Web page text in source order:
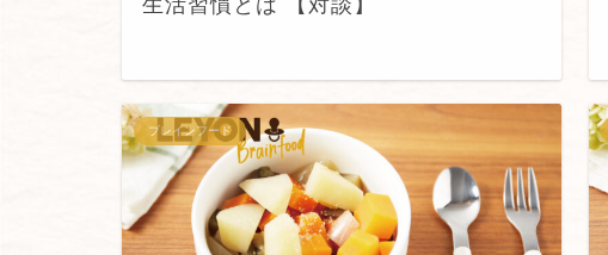
生活習慣とは 【対談】
ブレインフード